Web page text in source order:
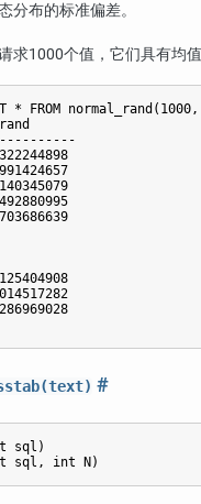
分布的标准偏差。
求1000个值，它们具有均
* FROM
#
sql)